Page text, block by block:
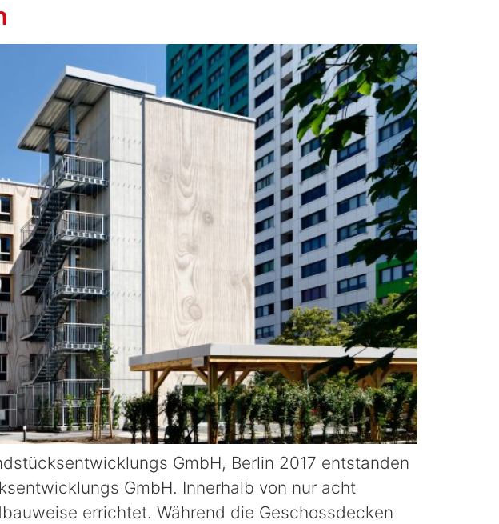
GmbH, Berlin 2017 entstanden
GmbH. Innerhalb von nur acht
errichtet. Während die Geschossdecken